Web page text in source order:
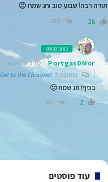
תודה רבה! שבוע טוב וחג שמח 😉
28 הגב
כותב הפוסט
PortgasDMor 3 שנים לפני
בתגובה ל!Get to the Chopper
בכיף! חג שמח 🙂
2 הגב
עוד פוסטים